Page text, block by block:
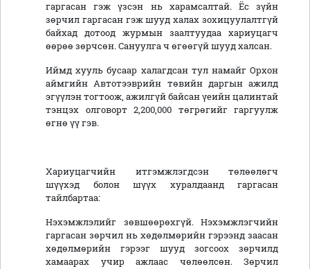
гаргасан гэж үзсэн нь харамсалтай. Ёс зүйн
зөрчил гаргасан гэж шууд халах зохицуулалтгүй
байхад дотоод журмын заалтуудаа хариуцагч
өөрөө зөрчсөн. Сануулга ч өгөөгүй шууд халсан.
Иймд хууль бусаар халагдсан тул намайг Орхон
аймгийн Автотээврийн төвийн даргын ажилд
эгүүлэн тогтоож, ажилгүй байсан үеийн цалинтай
тэнцэх олговорт 2,200,000 төгрөгийг гаргуулж
өгнө үү гэв.
Хариуцагчийн итгэмжлэгдсэн төлөөлөгч
шүүхэд болон шүүх хуралдаанд гаргасан
тайлбартаа:
Нэхэмжлэлийг зөвшөөрөхгүй. Нэхэмжлэгчийн
гаргасан зөрчил нь хөдөлмөрийн гэрээнд заасан
хөдөлмөрийн гэрээг шууд зогсоох зөрчилд
хамаарах учир ажлаас чөлөөлсөн. Зөрчил